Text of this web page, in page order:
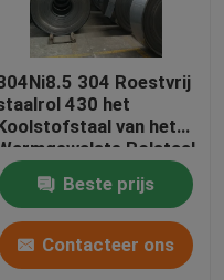
304 Roestvrij
430 het
van het
Rolstaal
Beste prijs
Contacteer ons